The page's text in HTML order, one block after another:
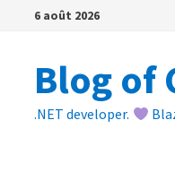
Passer6 août 2026
Blog of
.NET developer.